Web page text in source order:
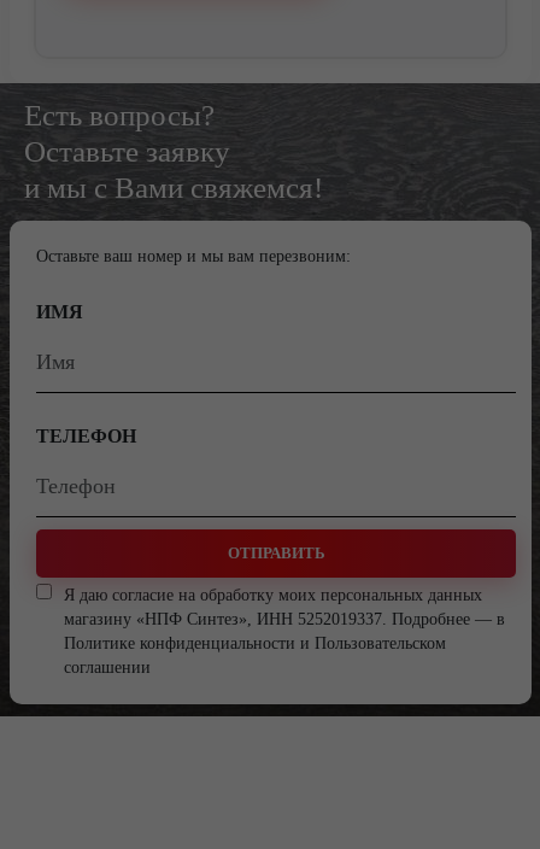
Есть вопросы?
Оставьте заявку
и мы с Вами свяжемся!
Оставьте ваш номер и мы вам перезвоним:
ИМЯ
ТЕЛЕФОН
ОТПРАВИТЬ
Я даю согласие на обработку моих персональных данных
магазину «НПФ Синтез», ИНН 5252019337. Подробнее — в
Политике конфиденциальности и Пользовательском
соглашении